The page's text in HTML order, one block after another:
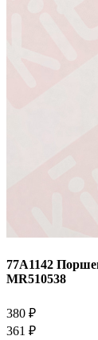
77A1142
MR510538
380 ₽
361 ₽